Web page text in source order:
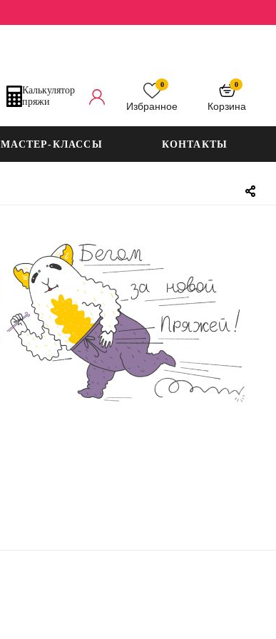
Калькулятор
пряжи
Избранное
0
Корзина
0
МАСТЕР-КЛАССЫ КОНТАКТЫ